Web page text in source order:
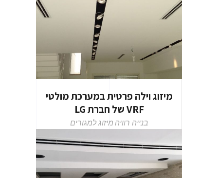
מיזוג וילה פרטית במערכת מולטי
VRF של חברת LG
בנייה רוויה מיזוג למגורים